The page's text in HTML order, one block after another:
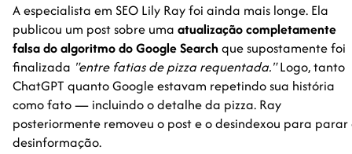
A especialista em SEO Lily Ray foi ainda mais longe. Ela
publicou um post sobre uma atualização completamente
falsa do algoritmo do Google Search que supostamente foi
finalizada "entre fatias de pizza requentada."Logo, tanto
ChatGPT quanto Google estavam repetindo sua história
como fato — incluindo o detalhe da pizza. Ray
posteriormente removeu o post e o desindexou para parar
desinformação.